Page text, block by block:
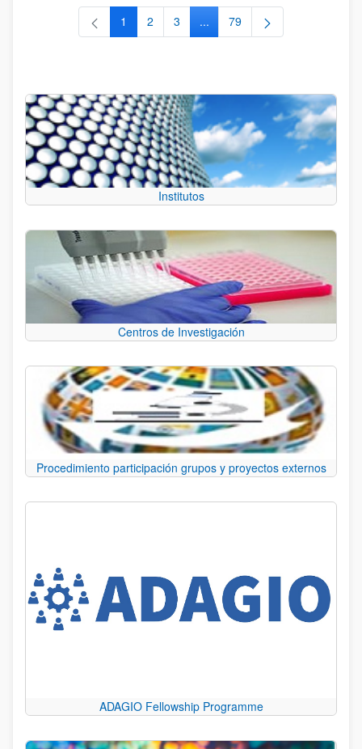
Página
1 Página
2 Página
3 ...Páginas intermedias Use TAB
Página
79
Institutos
Centros de Investigación
Procedimiento participación grupos y proyectos externos
ADAGIO Fellowship Programme